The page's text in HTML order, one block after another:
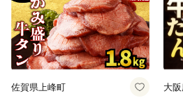
佐賀県上峰町 大